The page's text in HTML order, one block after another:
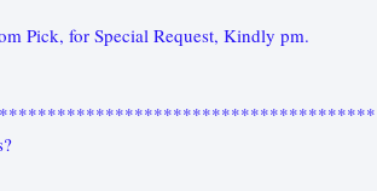
Pick, for Special Request, Kindly pm.